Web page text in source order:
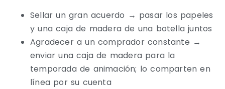
Sellar un gran acuerdo → pasar los papeles
y una caja de madera de una botella juntos
Agradecer a un comprador constante →
enviar una caja de madera para la
temporada de animación; lo comparten en
línea por su cuenta